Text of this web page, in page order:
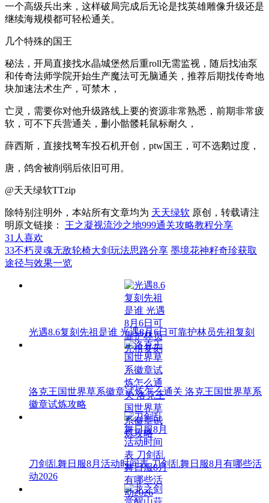
一个高级兵出来，这样破局完成后无论是找英雄雕像升级还是
继续海规模都可轻松通关。
几个特殊的国王
秘法，开局直接找水晶城堡然后重roll无需监视，随后找油泵
和传奇法师学院开始生产魔法可无脑通关，推荐后期找传奇地
块加速法术生产，可禁木，
亡灵，需要你对他升级路线上要的资源非常熟悉，前期非常疲
软，可不下兵营通关，删小骷髅耗鼠标耐久，
薛西斯，直接找弩车投石机开创，ptw国王，可不选鹅过度，
唐，鸽舍被削弱后依旧可用。
@天天绿软TTzip
除特别注明外，本站所有文章均为 天天绿软 原创，转载请注
明原文链接： 王之凝视流沙之地999通关攻略教程分享
31 人喜欢
33不朽灵魂无敌轮椅大剑玩法思路分享 墨境花神籽奇珍获取
途径与效果一览
光遇8.6复刻先祖是谁 光遇8月6日可靠护林员先祖复刻
洛克王国世界草系徽章试炼怎么通关 洛克王国世界草系
徽章试炼攻略
刀剑乱舞日服8月活动时间表 刀剑乱舞日服8月有哪些活
动2026